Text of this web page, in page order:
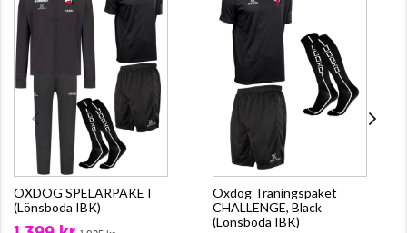
OXDOG SPELARPAKET
(Lönsboda IBK)
Oxdog Träningspaket
CHALLENGE, Black
(Lönsboda IBK)